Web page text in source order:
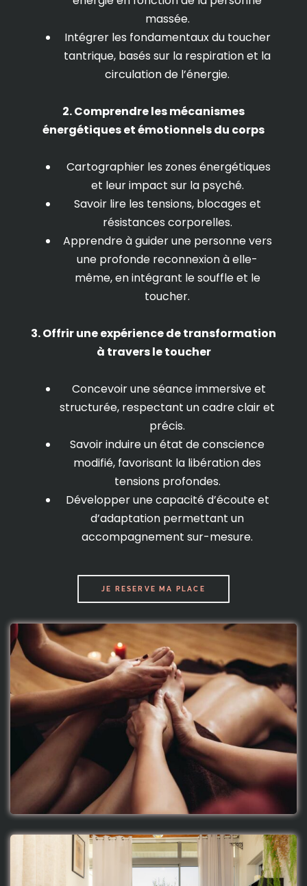
massée.
Intégrer les fondamentaux du toucher
tantrique, basés sur la respiration et la
circulation de l’énergie.
2. Comprendre les mécanismes
énergétiques et émotionnels du corps
Cartographier les zones énergétiques
et leur impact sur la psyché.
Savoir lire les tensions, blocages et
résistances corporelles.
Apprendre à guider une personne vers
une profonde reconnexion à elle-
même, en intégrant le souffle et le
toucher.
3. Offrir une expérience de transformation
à travers le toucher
Concevoir une séance immersive et
structurée, respectant un cadre clair et
précis.
Savoir induire un état de conscience
modifié, favorisant la libération des
tensions profondes.
Développer une capacité d’écoute et
d’adaptation permettant un
accompagnement sur-mesure.
JE RESERVE MA PLACE